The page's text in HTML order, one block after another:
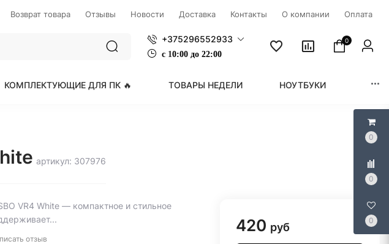
0
0
0
Возврат товара Отзывы Новости Доставка Контакты О компании Оплата
+375296552933
с 1 0:00 до 22:00
0
КОМПЛЕКТУЮЩИЕ ДЛЯ ПК 🔥 ТОВАРЫ НЕДЕЛИ НОУТБУКИ
артикул: 307976
VR4 White — компактное и стильное
отзыв
420 руб